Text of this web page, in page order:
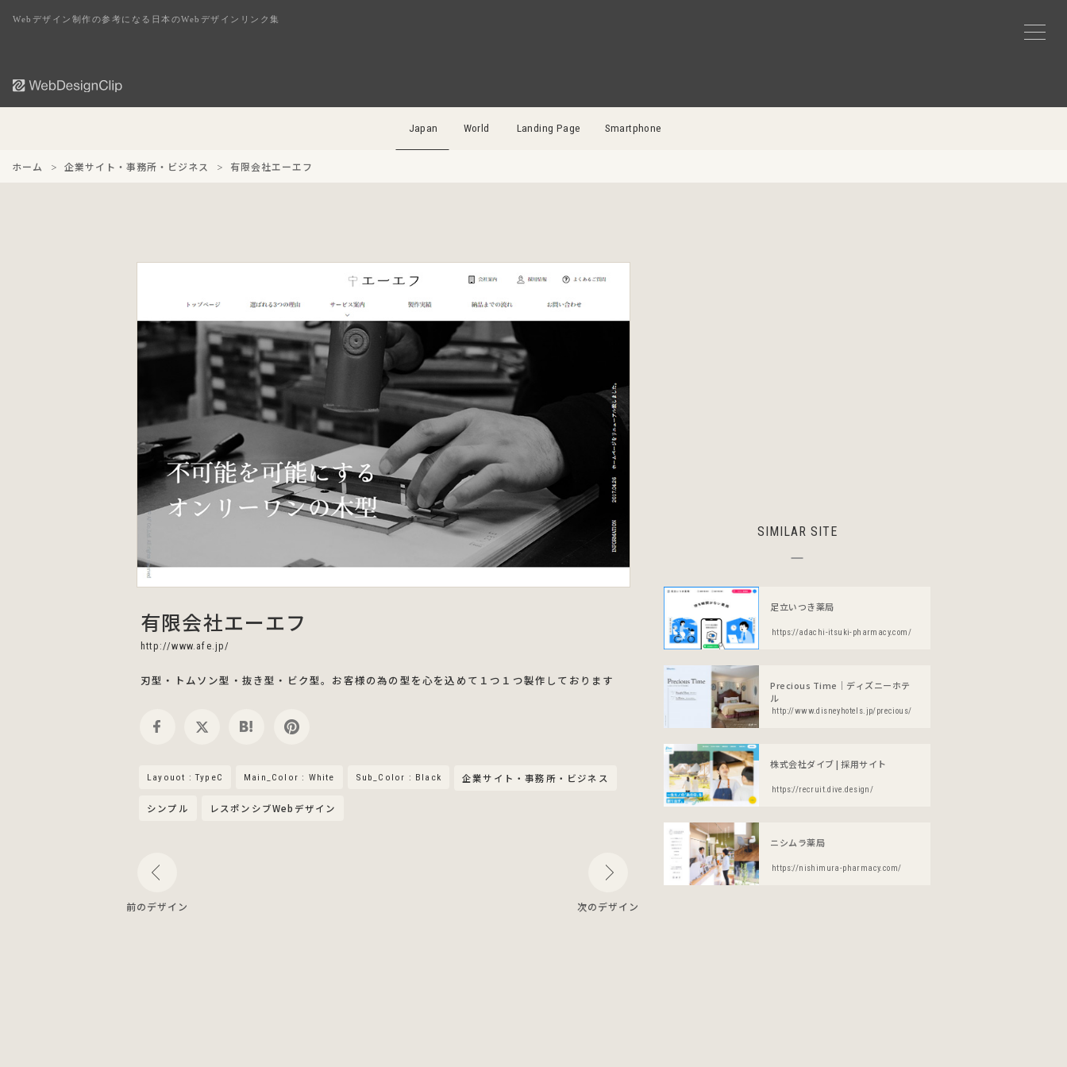
Webデザイン制作の参考になる日本のWebデザインリンク集
Japan World Landing Page Smartphone
ホーム 企業サイト・事務所・ビジネス 有限会社エーエフ
有限会社エーエフ
http://www.afe.jp/
刃型・トムソン型・抜き型・ビク型。お客様の為の型を心を込めて１つ１つ製作しております
Layouot : TypeC Main_Color : White Sub_Color : Black 企業サイト・事務所・ビジネス
シンプル レスポンシブWebデザイン
SIMILAR SITE
足立いつき薬局
https://adachi-itsuki-pharmacy.com/
Precious Time｜ディズニーホテ
ル
http://www.disneyhotels.jp/precious/
株式会社ダイブ | 採用サイト
https://recruit.dive.design/
ニシムラ薬局
https://nishimura-pharmacy.com/